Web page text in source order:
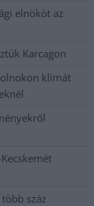
elnököt az
Karcagon
klímát
száz